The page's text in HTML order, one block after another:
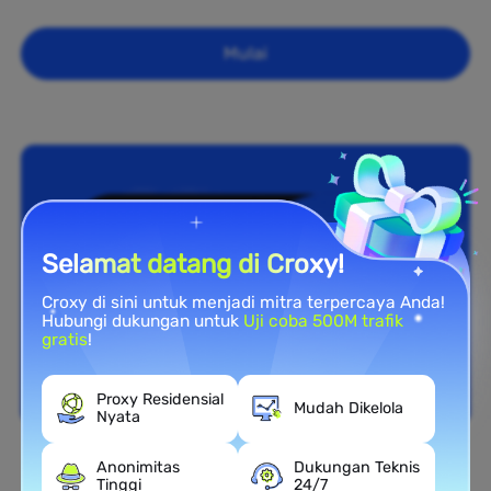
Mulai
Cakupan Nasional
Selamat datang di Croxy!
Croxy di sini untuk menjadi mitra terpercaya Anda!
Hubungi dukungan untuk Uji coba 500M trafik
gratis!
Proxy Residensial
Nyata
Mudah Dikelola
Anonimitas
Tinggi
Dukungan Teknis
24/7